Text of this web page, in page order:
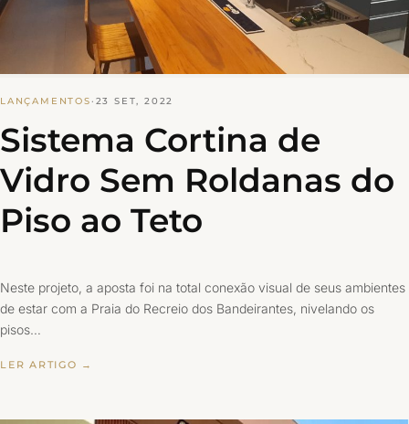
LANÇAMENTOS· 23 SET, 2022
Sistema Cortina de
Vidro Sem Roldanas do
Piso ao Teto
Neste projeto, a aposta foi na total conexão visual de seus ambientes
de estar com a Praia do Recreio dos Bandeirantes, nivelando os
pisos…
LER ARTIGO →